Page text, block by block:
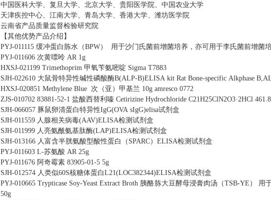
中国医科大学、复旦大学、北京大学、贵阳医学院、中国农业大学
天津疾控中心、江南大学、青岛大学、香港大学、潍坊医学院
云南省产品质量监督检验研究院
【其他优势产品介绍】
PYJ-011115 缓冲蛋白胨水（BPW） 用于沙门氏菌前增菌培养，亦可用于李氏菌前增菌
PYJ-011606 次黄嘌呤 AR 1g
HXSJ-021199 Trimethoprim 甲氧苄氨嘧啶 Sigma T7883
SJH-022610 大鼠骨特异性碱性磷酸酶B(ALP-B)ELISA kit Rat Bone-specific Alkphase
HXSJ-020851 Methylene Blue 次（亚）甲基兰 10g amresco 0772
ZJS-010702 83881-52-1 盐酸西替利嗪 Cetirizine Hydrochloride C21H25ClN2O3·2HCl
SJH-066057 豚鼠卵清蛋白特异性IgG(OVA sIgG)elisa试剂盒
SJH-011559 人腺相关病毒(AAV)ELISA检测试剂盒
SJH-011999 人亮氨酰氨基肽酶(LAP)ELISA检测试剂盒
SJH-013166 人富含半胱氨酸型酸性蛋白（SPARC）ELISA检测试剂盒
PYJ-011603 L-苏氨酸 AR 25g
PYJ-011676 阿奇霉素 83905-01-5 5g
SJH-012574 人类似60S核糖体蛋白L21(LOC382344)ELISA检测试剂盒
PYJ-010665 Trypticase Soy-Yeast Extract Broth 胰酪胨大豆酵母浸膏肉汤（TSB-YE） 用
50g